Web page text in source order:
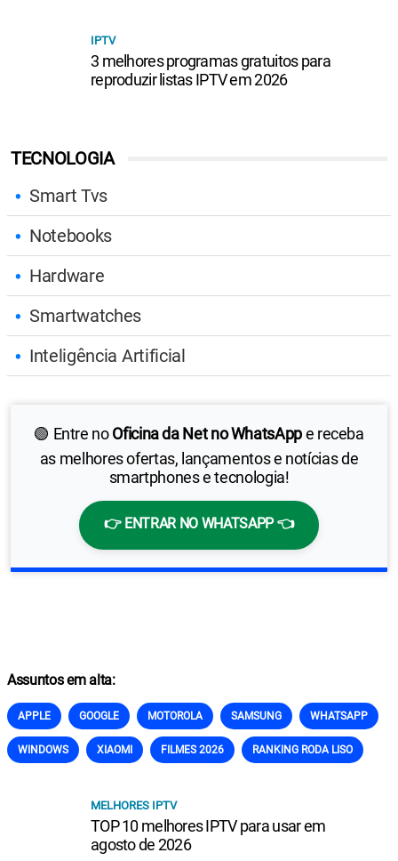
TECNOLOGIA
Smart Tvs
Notebooks
Hardware
Smartwatches
Inteligência Artificial
🟢 Entre noOficina da Net no WhatsAppe receba
as melhores ofertas, lançamentos e notícias de
smartphones e tecnologia!
👉 ENTRAR NO WHATSAPP 👈
IPTV
3 melhores programas gratuitos para
reproduzir listas IPTV em 2026
Assuntos em alta:
APPLE GOOGLE MOTOROLA SAMSUNG WHATSAPP
WINDOWS XIAOMI FILMES 2026 RANKING RODA LISO
MELHORES IPTV
TOP 10 melhores IPTV para usar em
agosto de 2026